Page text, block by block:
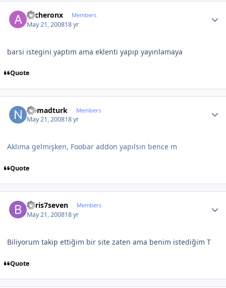
Archeronx Members
May 21, 200818 yr
barsi istegini yaptım ama eklenti yapıp yayınlamaya
Quote
Nomadturk Members
May 21, 200818 yr
Aklıma gelmişken, Foobar addon yapılsın bence m
Quote
baris7seven Members
May 21, 200818 yr
Biliyorum takip ettiğim bir site zaten ama benim istediğim T
Quote